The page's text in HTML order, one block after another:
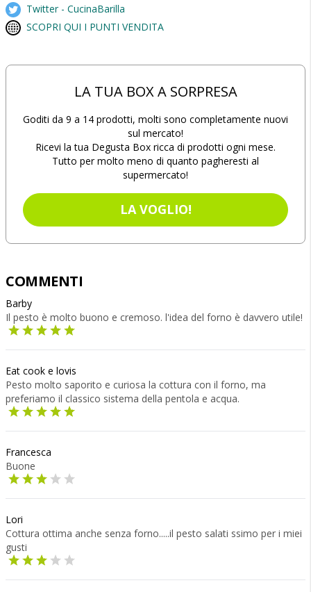
Twitter - CucinaBarilla
SCOPRI QUI I PUNTI VENDITA
LA TUA BOX A SORPRESA
Goditi da 9 a 14 prodotti, molti sono completamente nuovi
sul mercato!
Ricevi la tua Degusta Box ricca di prodotti ogni mese.
Tutto per molto meno di quanto pagheresti al
supermercato!
LA VOGLIO!
COMMENTI
Barby
Il pesto è molto buono e cremoso. l'idea del forno è davvero utile!
Eat cook e lovis
Pesto molto saporito e curiosa la cottura con il forno, ma
preferiamo il classico sistema della pentola e acqua.
Francesca
Buone
Lori
Cottura ottima anche senza forno.....il pesto salati ssimo per i miei
gusti